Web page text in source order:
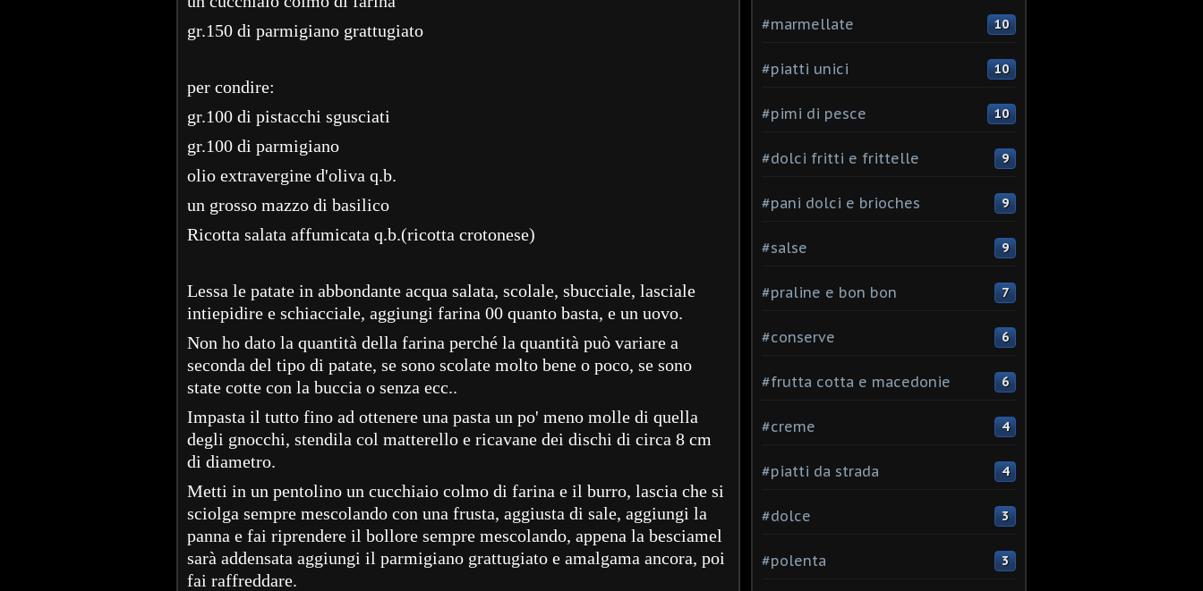
gr.150 di parmigiano grattugiato
per condire:
gr.100 di pistacchi sgusciati
gr.100 di parmigiano
olio extravergine d'oliva q.b.
un grosso mazzo di basilico
Ricotta salata affumicata q.b.(ricotta crotonese)
Lessa le patate in abbondante acqua salata, scolale, sbucciale, lasciale
intiepidire e schiacciale, aggiungi farina 00 quanto basta, e un uovo.
Non ho dato la quantità della farina perché la quantità può variare a
seconda del tipo di patate, se sono scolate molto bene o poco, se sono
state cotte con la buccia o senza ecc..
Impasta il tutto fino ad ottenere una pasta un po' meno molle di quella
degli gnocchi, stendila col matterello e ricavane dei dischi di circa 8 cm
di diametro.
Metti in un pentolino un cucchiaio colmo di farina e il burro, lascia che si
sciolga sempre mescolando con una frusta, aggiusta di sale, aggiungi la
panna e fai riprendere il bollore sempre mescolando, appena la besciamel
sarà addensata aggiungi il parmigiano grattugiato e amalgama ancora, poi
fai raffreddare.
#marmellate 10
#piatti unici 10
#pimi di pesce 10
#dolci fritti e frittelle 9
#pani dolci e brioches 9
#salse 9
#praline e bon bon 7
#conserve 6
#frutta cotta e macedonie 6
#creme 4
#piatti da strada 4
#dolce 3
#polenta 3